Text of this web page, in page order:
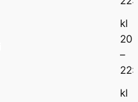
kl
–
kl